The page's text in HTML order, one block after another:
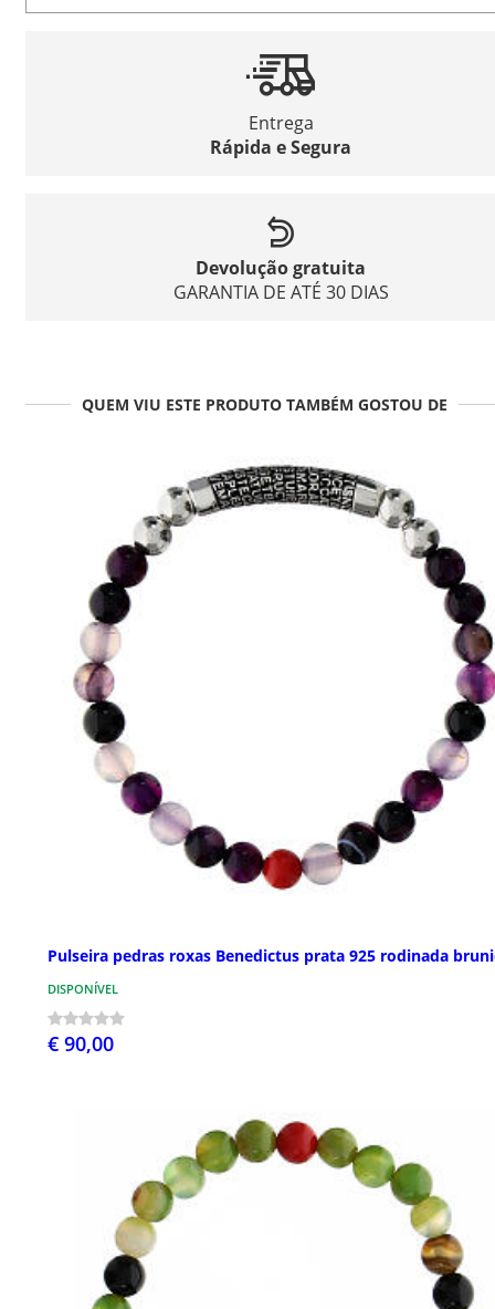
Entrega
Rápida e Segura
Devolução gratuita
GARANTIA DE ATÉ 30 DIAS
QUEM VIU ESTE PRODUTO TAMBÉM GOSTOU DE
Pulseira pedras roxas Benedictus prata 925 rodinada
DISPONÍVEL
€ 90,00